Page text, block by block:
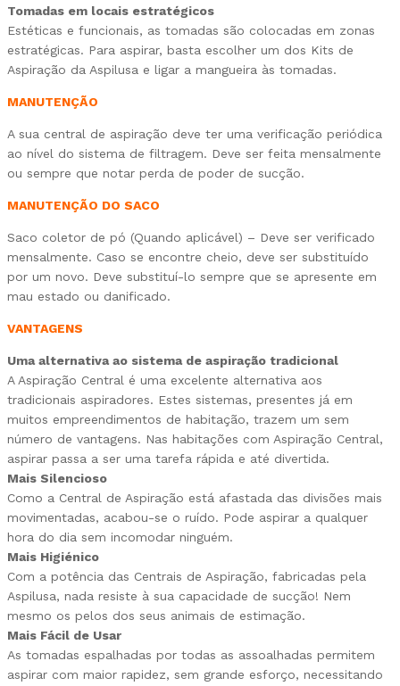
Tomadas em locais estratégicos
Estéticas e funcionais, as tomadas são colocadas em zonas
estratégicas. Para aspirar, basta escolher um dos Kits de
Aspiração da Aspilusa e ligar a mangueira às tomadas.
MANUTENÇÃO
A sua central de aspiração deve ter uma verificação periódica
ao nível do sistema de filtragem. Deve ser feita mensalmente
ou sempre que notar perda de poder de sucção.
MANUTENÇÃO DO SACO
Saco coletor de pó (Quando aplicável) – Deve ser verificado
mensalmente. Caso se encontre cheio, deve ser substituído
por um novo. Deve substituí-lo sempre que se apresente em
mau estado ou danificado.
VANTAGENS
Uma alternativa ao sistema de aspiração tradicional
A Aspiração Central é uma excelente alternativa aos
tradicionais aspiradores. Estes sistemas, presentes já em
muitos empreendimentos de habitação, trazem um sem
número de vantagens. Nas habitações com Aspiração Central,
aspirar passa a ser uma tarefa rápida e até divertida.
Mais Silencioso
Como a Central de Aspiração está afastada das divisões mais
movimentadas, acabou-se o ruído. Pode aspirar a qualquer
hora do dia sem incomodar ninguém.
Mais Higiénico
Com a potência das Centrais de Aspiração, fabricadas pela
Aspilusa, nada resiste à sua capacidade de sucção! Nem
mesmo os pelos dos seus animais de estimação.
Mais Fácil de Usar
As tomadas espalhadas por todas as assoalhadas permitem
aspirar com maior rapidez, sem grande esforço, necessitando